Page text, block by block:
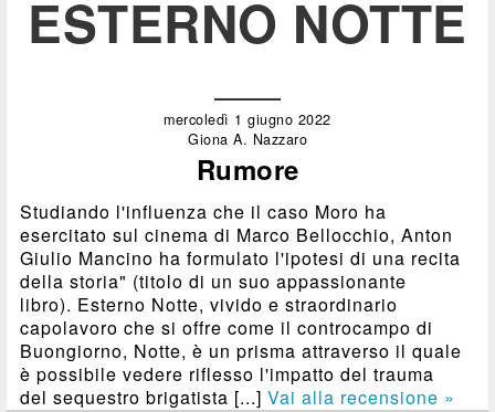
ESTERNO NOTTE
mercoledì 1 giugno 2022
Giona A. Nazzaro
Rumore
Studiando l'influenza che il caso Moro ha
esercitato sul cinema di Marco Bellocchio, Anton
Giulio Mancino ha formulato l'ipotesi di una recita
della storia" (titolo di un suo appassionante
libro). Esterno Notte, vivido e straordinario
capolavoro che si offre come il controcampo di
Buongiorno, Notte, è un prisma attraverso il quale
è possibile vedere riflesso l'impatto del trauma
del sequestro brigatista [...]Vai alla recensione »